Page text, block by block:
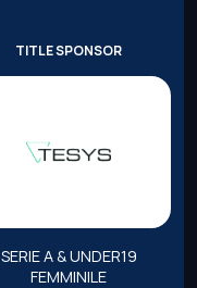
TITLE SPONSOR
SERIE A & UNDER19
FEMMINILE